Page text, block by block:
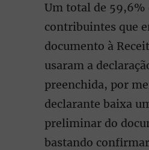
Um total de 59,6%
contribuintes que
documento à
usaram a
preenchida, por
declarante baixa
preliminar do
bastando